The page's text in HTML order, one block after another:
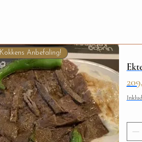
Kokkens Anbefaling!
Pris